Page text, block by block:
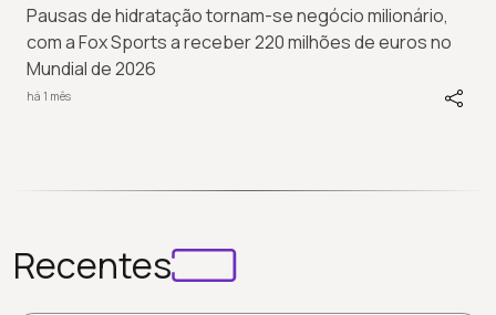
Pausas de hidratação tornam-se negócio milionário,
com a Fox Sports a receber 220 milhões de euros no
Mundial de 2026
há 1 mês
Recentes